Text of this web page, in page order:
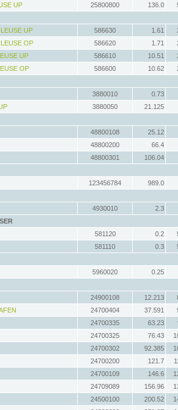
UP
25800800 136.0
UP
586630 1.61
OP
586620 1.71
UP
586610 10.51
OP
586600 10.62
3880010
0.73
3880050
21.125
48800108
25.12
48800200
66.4
48800301
106.04
123456784
989.0
4930010
2.3
581120 0.2
581110 0.3
5960020
0.25
24900108 12.213
24700404 37.591
24700335 63.23
24700325 76.43
24700302 92.385
24700200 121.7
24700109 146.6
24709089 156.96
24500100 200.52